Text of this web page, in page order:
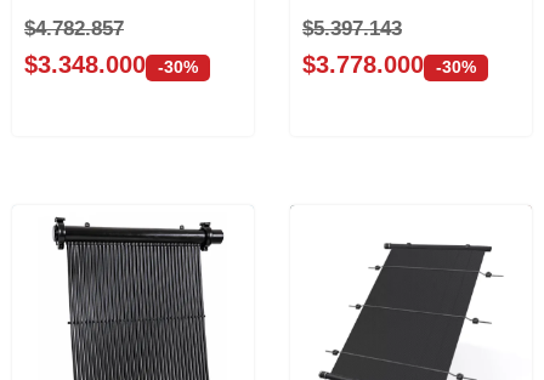
$4.782.857
$3.348.000 -30%
$5.397.143
$3.778.000 -30%